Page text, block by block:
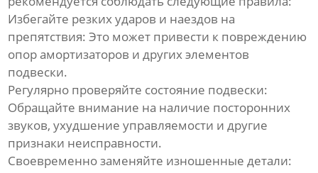
Избегайте резких ударов и наездов на
препятствия: Это может привести к повреждению
опор амортизаторов и других элементов
подвески.
Регулярно проверяйте состояние подвески:
Обращайте внимание на наличие посторонних
звуков, ухудшение управляемости и другие
признаки неисправности.
Своевременно заменяйте изношенные детали: